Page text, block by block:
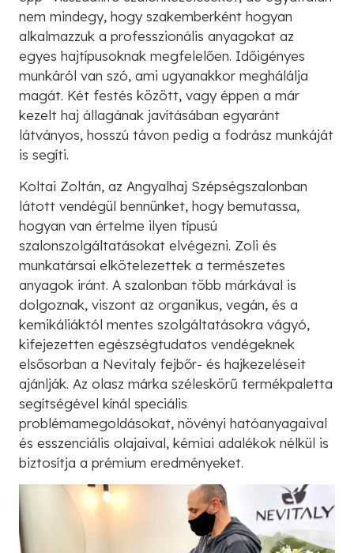
nem mindegy, hogy szakemberként hogyan
alkalmazzuk a professzionális anyagokat az
egyes hajtípusoknak megfelelően. Időigényes
munkáról van szó, ami ugyanakkor meghálálja
magát. Két festés között, vagy éppen a már
kezelt haj állagának javításában egyaránt
látványos, hosszú távon pedig a fodrász munkáját
is segíti.
Koltai Zoltán, az Angyalhaj Szépségszalonban
látott vendégül bennünket, hogy bemutassa,
hogyan van értelme ilyen típusú
szalonszolgáltatásokat elvégezni. Zoli és
munkatársai elkötelezettek a természetes
anyagok iránt. A szalonban több márkával is
dolgoznak, viszont az organikus, vegán, és a
kemikáliáktól mentes szolgáltatásokra vágyó,
kifejezetten egészségtudatos vendégeknek
elsősorban a Nevitaly fejbőr- és hajkezeléseit
ajánlják. Az olasz márka széleskörű termékpaletta
segítségével kínál speciális
problémamegoldásokat, növényi hatóanyagaival
és esszenciális olajaival, kémiai adalékok nélkül is
biztosítja a prémium eredményeket.